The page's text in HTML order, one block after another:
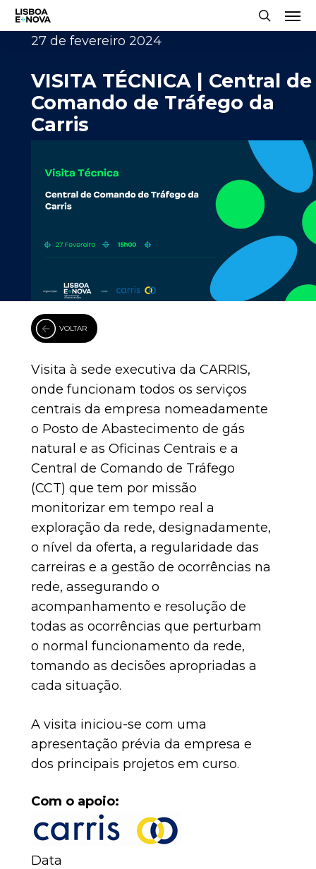
Skip
to
main
search
27 de fevereiro 2024
VISITA TÉCNICA | Central de
Comando de Tráfego da
Carris
VOLTAR
Visita à sede executiva da CARRIS,
onde funcionam todos os serviços
centrais da empresa nomeadamente
o Posto de Abastecimento de gás
natural e as Oficinas Centrais e a
Central de Comando de Tráfego
(CCT) que tem por missão
monitorizar em tempo real a
exploração da rede, designadamente,
o nível da oferta, a regularidade das
carreiras e a gestão de ocorrências na
rede, assegurando o
acompanhamento e resolução de
todas as ocorrências que perturbam
o normal funcionamento da rede,
tomando as decisões apropriadas a
cada situação.
A visita iniciou-se com uma
apresentação prévia da empresa e
dos principais projetos em curso.
Com o apoio:
Data